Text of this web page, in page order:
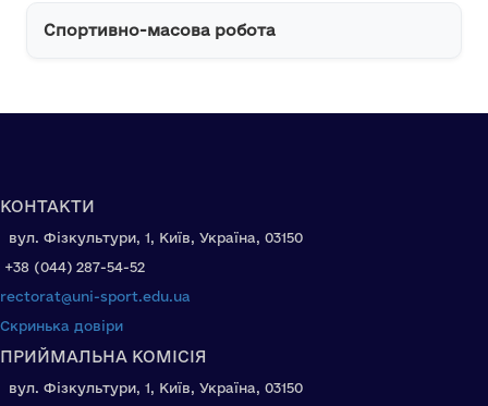
Спортивно-масова робота
КОНТАКТИ
вул. Фізкультури, 1, Київ, Україна, 03150
+38 (044) 287-54-52
rectorat@uni-sport.edu.ua
Скринька довіри
ПРИЙМАЛЬНА КОМІСІЯ
вул. Фізкультури, 1, Київ, Україна, 03150